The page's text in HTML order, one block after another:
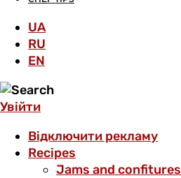
UA
RU
EN
Увійти
Відключити рекламу
Recipes
Jams and confitures